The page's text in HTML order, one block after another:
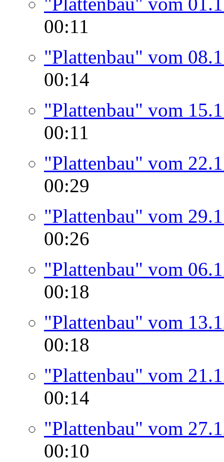
00:11
"Plattenbau" vom
00:14
"Plattenbau" vom
00:11
"Plattenbau" vom
00:29
"Plattenbau" vom
00:26
"Plattenbau" vom
00:18
"Plattenbau" vom
00:18
"Plattenbau" vom
00:14
"Plattenbau" vom
00:10